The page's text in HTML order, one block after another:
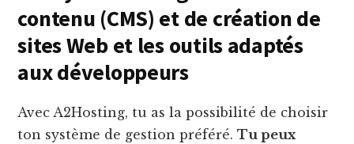
contenu (CMS) et de création de
sites Web et les outils adaptés
aux développeurs
Avec A2Hosting, tu as la possibilité de choisir
ton système de gestion préféré.Tu peux